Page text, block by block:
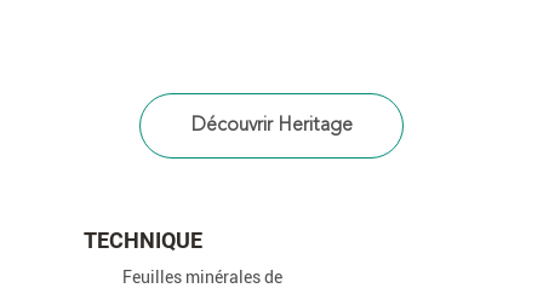
Découvrir Heritage
TECHNIQUE
Feuilles minérales de